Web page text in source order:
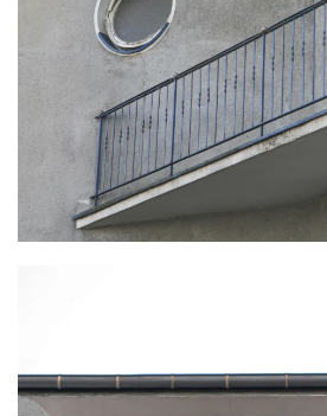
KLICKE HIER